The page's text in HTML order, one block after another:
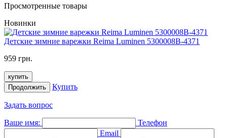
Просмотренные товары
Новинки
Детские зимние варежки Reima Luminen 5300008B-4371
959 грн.
купить
Продолжить
Купить
Задать вопрос
Ваше имя:
Телефон
Email